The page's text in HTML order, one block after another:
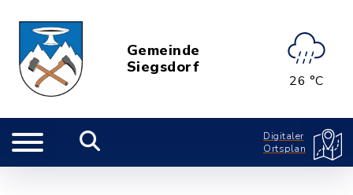
Gemeinde
Siegsdorf
26 °C
Digitaler
Ortsplan